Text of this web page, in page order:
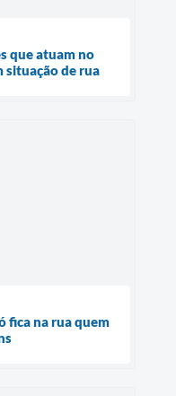
que atuam no
situação de rua
fica na rua quem